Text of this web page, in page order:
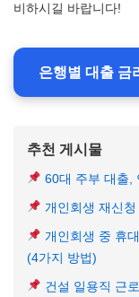
비하시길 바랍니다!
은행별 대출 금
추천 게시물
60대 주부 대출,
개인회생 재신
개인회생 중 휴
(4가지 방법)
건설 일용직 근